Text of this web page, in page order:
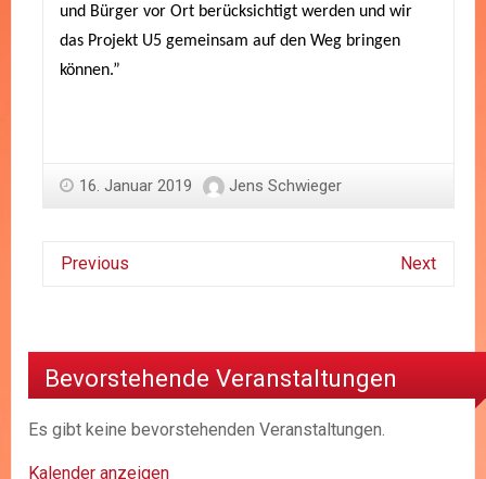
und Bürger vor Ort berücksichtigt werden und wir
das Projekt U5 gemeinsam auf den Weg bringen
können.”
16. Januar 2019 Jens Schwieger
Previous Next
Bevorstehende Veranstaltungen
Es gibt keine bevorstehenden Veranstaltungen.
Kalender anzeigen